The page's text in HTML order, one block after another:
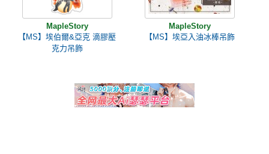
MapleStory
【MS】埃伯爾&亞克 滴膠壓
克力吊飾
MapleStory
【MS】埃亞入油冰棒吊飾